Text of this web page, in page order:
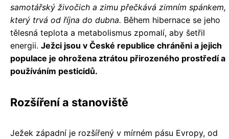
samotářský živočich a zimu přečkává zimním spánkem,
který trvá od října do dubna. Během hibernace se jeho
tělesná teplota a metabolismus zpomalí, aby šetřil
energii. Ježci jsou v České republice chráněni a jejich
populace je ohrožena ztrátou přirozeného prostředí a
používáním pesticidů.
Rozšíření a stanoviště
Ježek západní je rozšířený v mírném pásu Evropy, od